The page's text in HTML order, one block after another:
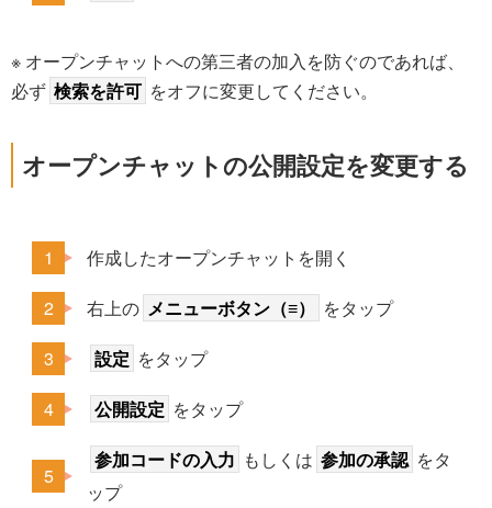
※ オープンチャットへの第三者の加入を防ぐのであれば、
必ず 検索を許可 をオフに変更してください。
オープンチャットの公開設定を変更する
作成したオープンチャットを開く
右上の メニューボタン（≡）
をタップ
設定 をタップ
公開設定 をタップ
参加コードの入力 もしくは 参加の承認 をタ
ップ